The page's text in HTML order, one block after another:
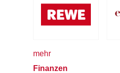
mehr
Finanzen